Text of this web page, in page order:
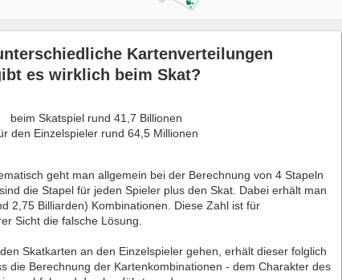
Kartenverteilungen
es wirklich beim Skat?
beim Skatspiel rund 41,7 Billionen
den Einzelspieler rund 64,5 Millionen
geht man allgemein bei der Berechnung von 4 Stapeln
die Stapel für jeden Spieler plus den Skat. Dabei erhält man
2,75 Billiarden) Kombinationen. Diese Zahl ist für
Sicht die falsche Lösung.
Skatkarten an den Einzelspieler gehen, erhält dieser folglich
die Berechnung der Kartenkombinationen - dem Charakter des